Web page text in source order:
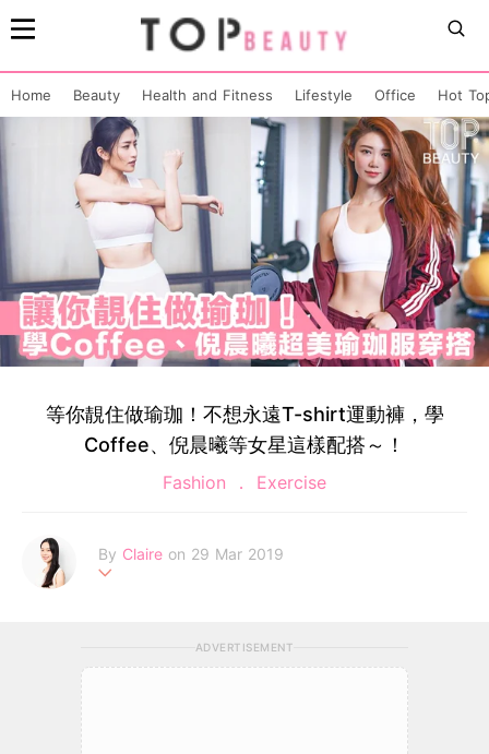
Home Beauty Health and Fitness Lifestyle Office Hot
等你靚住做瑜珈！不想永遠T-shirt運動褲，學
Coffee、倪晨曦等女星這樣配搭～！
Fashion Exercise
By Claire on 29 Mar 2019
ADVERTISEMENT